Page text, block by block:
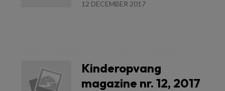
12 DECEMBER 2017
Kinderopvang
magazine nr. 12, 2017